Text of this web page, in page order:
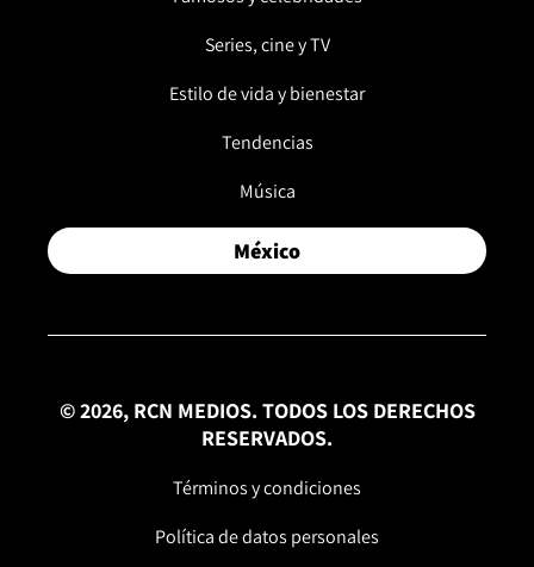
Series, cine y TV
Estilo de vida y bienestar
Tendencias
Música
México
© 2026, RCN MEDIOS. TODOS LOS DERECHOS
RESERVADOS.
Términos y condiciones
Política de datos personales